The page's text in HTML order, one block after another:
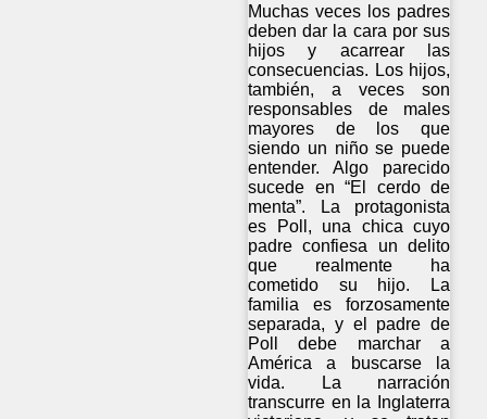
Muchas veces los padres
deben dar la cara por sus
hijos y acarrear las
consecuencias. Los hijos,
también, a veces son
responsables de males
mayores de los que
siendo un niño se puede
entender. Algo parecido
sucede en “El cerdo de
menta”. La protagonista
es Poll, una chica cuyo
padre confiesa un delito
que realmente ha
cometido su hijo. La
familia es forzosamente
separada, y el padre de
Poll debe marchar a
América a buscarse la
vida. La narración
transcurre en la Inglaterra